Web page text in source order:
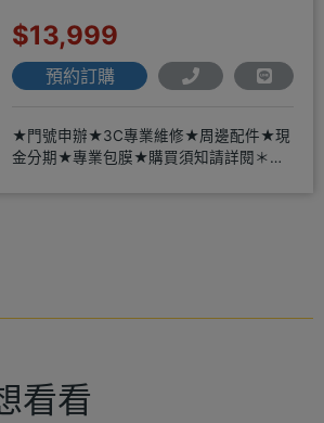
$13,999
預約訂購
★門號申辦★3C專業維修★周邊配件★現
金分期★專業包膜★購買須知請詳閱＊來
看看